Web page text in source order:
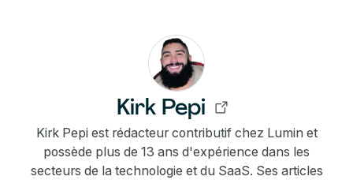
Kirk Pepi
Kirk Pepi est rédacteur contributif chez Lumin et
possède plus de 13 ans d'expérience dans les
secteurs de la technologie et du SaaS. Ses articles